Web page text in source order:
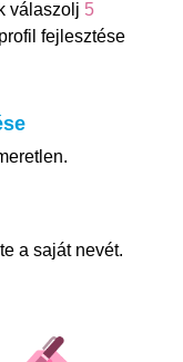
válaszolj 5
fejlesztése
a saját nevét.